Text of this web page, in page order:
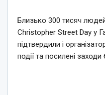
Близько 300 тисяч
Christopher Street Day у
підтвердили і
події та посилені